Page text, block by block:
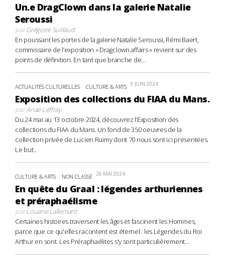
Un.e DragClown dans la galerie Natalie
Seroussi
parGrégoire Suillaud
En poussant les portes de la galerie Natalie Seroussi, Rémi Baert,
commissaire de l’exposition « Dragclown affairs » revient sur des
points de définition. En tant que branche de...
ACTUALITÉS CULTURELLES CULTURE & ARTS 9 JUIN 2024
Exposition des collections du FIAA du Mans.
parAnaë Leffray
Du 24 mai au 13 octobre 2024, découvrez l’Exposition des
collections du FIAA du Mans. Un fond de 350 oeuvres de la
collection privée de Lucien Ruimy dont 70 nous sont ici présentées.
Le but...
CULTURE & ARTS NON CLASSÉ 26 MAI 2024
En quête du Graal : légendes arthuriennes
et préraphaélisme
parLouane Lallemant
Certaines histoires traversent les âges et fascinent les Hommes,
parce que ce qu'elles racontent est éternel : les Légendes du Roi
Arthur en sont. Les Préraphaélites s'y sont particulièrement...